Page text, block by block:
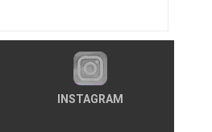
INSTAGRAM